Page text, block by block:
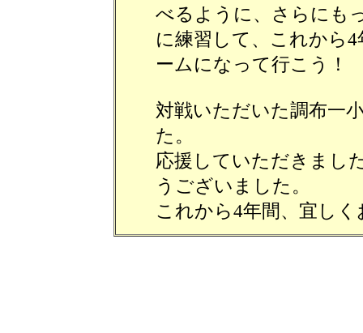
べるように、さらにも
に練習して、これから
ームになって行こう！
対戦いただいた調布一
た。
応援していただきまし
うございました。
これから4年間、宜し